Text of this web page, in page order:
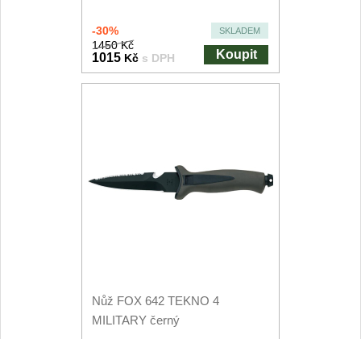
-30% SKLADEM
1450 Kč
1015 Kč s DPH Koupit
Nůž FOX 642 TEKNO 4
MILITARY černý